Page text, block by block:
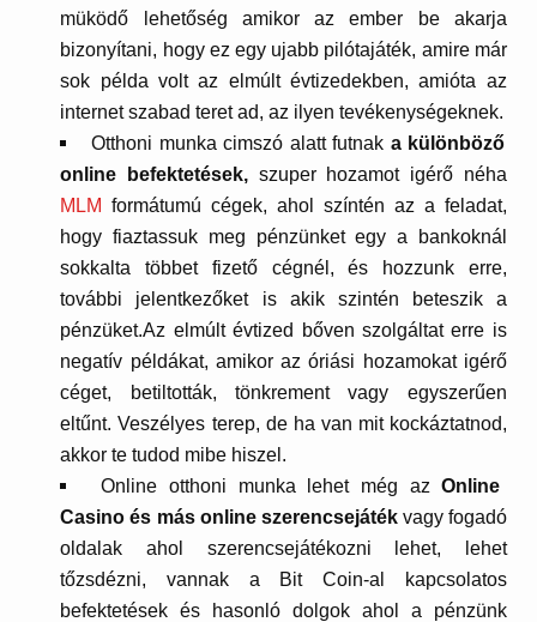
müködő lehetőség amikor az ember be akarja
bizonyítani, hogy ez egy ujabb pilótajáték, amire már
sok példa volt az elmúlt évtizedekben, amióta az
internet szabad teret ad, az ilyen tevékenységeknek.
Otthoni munka cimszó alatt futnak a különböző
online befektetések, szuper hozamot igérő néha
MLM formátumú cégek, ahol színtén az a feladat,
hogy fiaztassuk meg pénzünket egy a bankoknál
sokkalta többet fizető cégnél, és hozzunk erre,
további jelentkezőket is akik szintén beteszik a
pénzüket.Az elmúlt évtized bőven szolgáltat erre is
negatív példákat, amikor az óriási hozamokat igérő
céget, betiltották, tönkrement vagy egyszerűen
eltűnt. Veszélyes terep, de ha van mit kockáztatnod,
akkor te tudod mibe hiszel.
Online otthoni munka lehet még azOnline
Casino és más online szerencsejátékvagy fogadó
oldalak ahol szerencsejátékozni lehet, lehet
tőzsdézni, vannak a Bit Coin-al kapcsolatos
befektetések és hasonló dolgok ahol a pénzünk